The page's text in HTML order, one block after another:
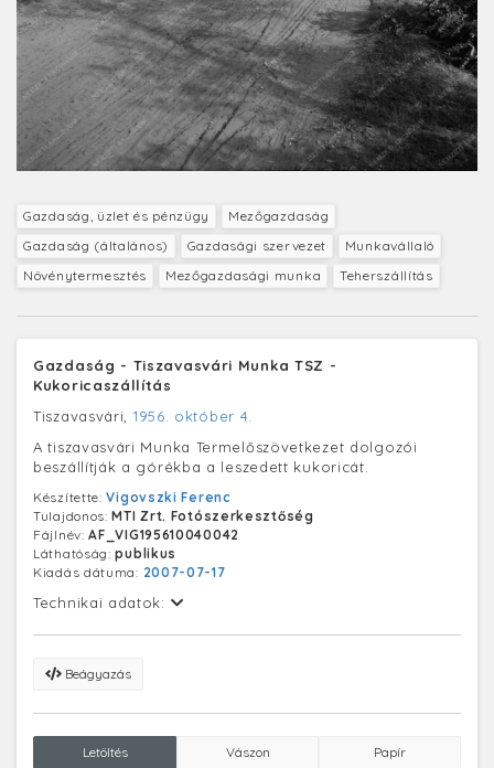
Gazdaság, üzlet és pénzügy
Mezőgazdaság
Gazdaság (általános)
Gazdasági szervezet
Munkavállaló
Növénytermesztés
Mezőgazdasági munka Teherszállítás
Gazdaság - Tiszavasvári Munka TSZ -
Kukoricaszállítás
Tiszavasvári, 1956. október 4.
A tiszavasvári Munka Termelőszövetkezet dolgozói
beszállítják a górékba a leszedett kukoricát.
Készítette:Vigovszki Ferenc
Tulajdonos:MTI Zrt. Fotószerkesztőség
Fájlnév:AF_VIG195610040042
Láthatóság:publikus
Kiadás dátuma: 2007-07-17
Technikai adatok:
Beágyazás
Letöltés Vászon Papír